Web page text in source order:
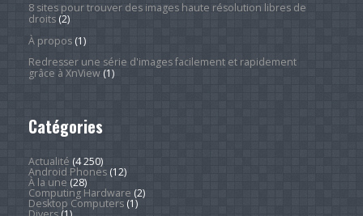
8 sites pour trouver des images haute résolution libres de
droits(2)
À propos(1)
Redresser une série d'images facilement et rapidement
grâce à XnView(1)
Catégories
Actualité (4 250)
Android Phones(12)
À la une (28)
Computing Hardware (2)
Desktop Computers(1)